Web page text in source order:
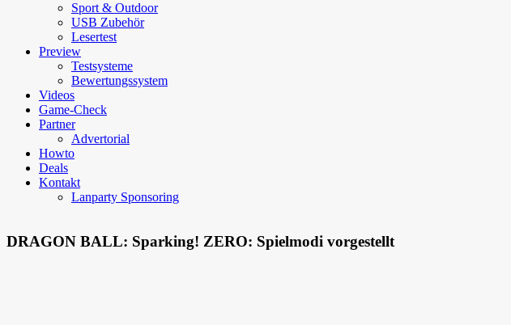
Sport & Outdoor
USB Zubehör
Lesertest
Preview
Testsysteme
Bewertungssystem
Videos
Game-Check
Partner
Advertorial
Howto
Deals
Kontakt
Lanparty Sponsoring
DRAGON BALL: Sparking! ZERO: Spielmodi vorgestellt